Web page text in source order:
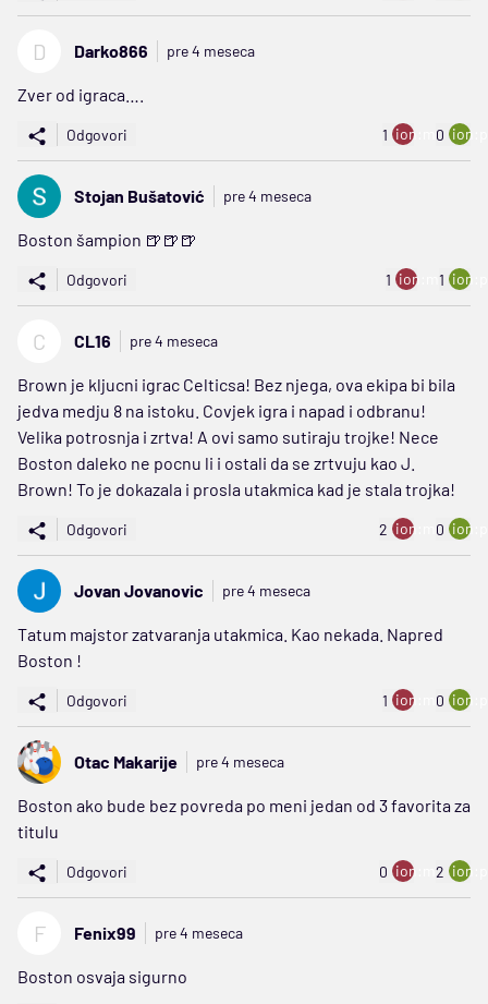
D Darko866 pre 4 meseca
Zver od igraca….
Odgovori 1 ion:minus
0
Stojan Bušatović pre 4 meseca
Boston šampion 🍺🍺🍺
Odgovori 1 ion:minus
1
C CL16 pre 4 meseca
Brown je kljucni igrac Celticsa! Bez njega, ova ekipa bi bila
jedva medju 8 na istoku. Covjek igra i napad i odbranu!
Velika potrosnja i zrtva! A ovi samo sutiraju trojke! Nece
Boston daleko ne pocnu li i ostali da se zrtvuju kao J.
Brown! To je dokazala i prosla utakmica kad je stala trojka!
Odgovori 2 ion:minus
0
Jovan Jovanovic pre 4 meseca
Tatum majstor zatvaranja utakmica. Kao nekada. Napred
Boston !
Odgovori 1 ion:minus
0
Otac Makarije pre 4 meseca
Boston ako bude bez povreda po meni jedan od 3 favorita za
titulu
Odgovori 0 ion:minus
2
F Fenix99 pre 4 meseca
Boston osvaja sigurno